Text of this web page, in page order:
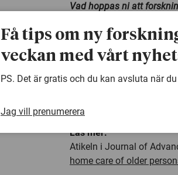
Vad hoppas ni att
– Att vårdpersonal får
äldre i deras hem och att
vården, också på ett
Högskolan i Borås, tfn:
Läs mer:
Atikeln i Journal of
home care of older
Få tips om ny
veckan med vårt
PS. Det är gratis och du kan avsluta när
Jag vill prenumerera